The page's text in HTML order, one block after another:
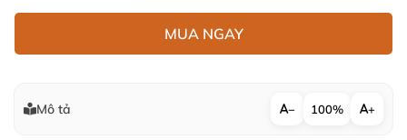
MUA NGAY
Mô tả − 100% +